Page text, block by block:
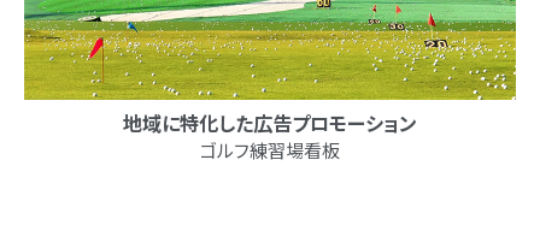
地域に特化した広告プロモーション
ゴルフ練習場看板